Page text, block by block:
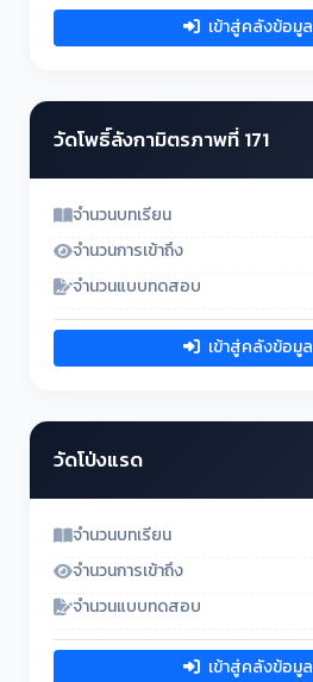
เข้าสู่คลังข้อมูล
วัดโพธิ์ลังกามิตรภาพที่ 171
จำนวนบทเรียน
จำนวนการเข้าถึง
จำนวนแบบทดสอบ
เข้าสู่คลังข้อมูล
วัดโป่งแรด
จำนวนบทเรียน
จำนวนการเข้าถึง
จำนวนแบบทดสอบ
เข้าสู่คลังข้อมูล